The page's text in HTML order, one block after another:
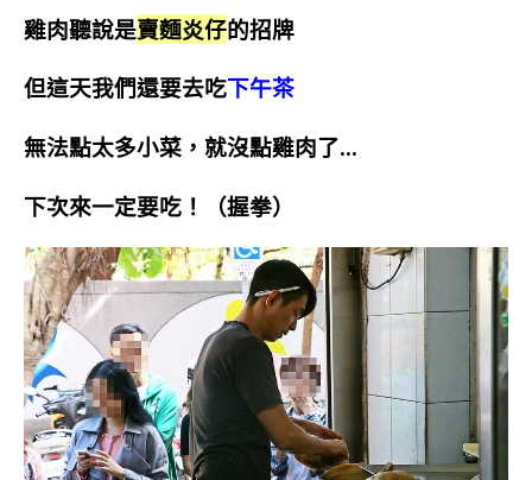
雞肉聽說是賣麵炎仔的招牌
但這天我們還要去吃下午茶
無法點太多小菜，就沒點雞肉了…
下次來一定要吃！（握拳）